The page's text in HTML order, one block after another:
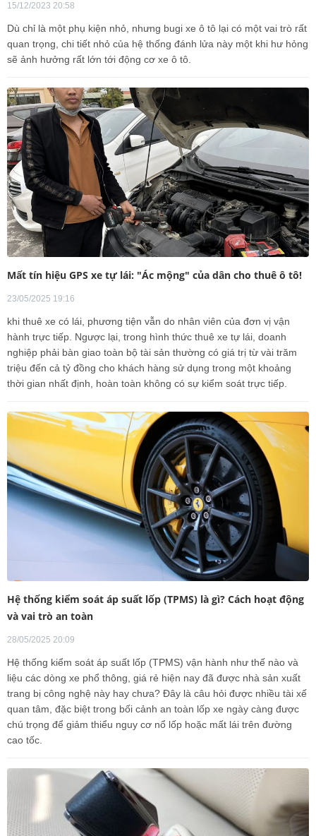
15/12/2023 20:58
Dù chỉ là một phụ kiện nhỏ, nhưng bugi xe ô tô lại có một vai trò rất
quan trọng, chi tiết nhỏ của hệ thống đánh lửa này một khi hư hỏng
sẽ ảnh hưởng rất lớn tới động cơ xe ô tô.
Mất tín hiệu GPS xe tự lái: "Ác mộng" của dân cho thuê ô tô!
23/05/2025 19:16
khi thuê xe có lái, phương tiện vẫn do nhân viên của đơn vị vận
hành trực tiếp. Ngược lại, trong hình thức thuê xe tự lái, doanh
nghiệp phải bàn giao toàn bộ tài sản thường có giá trị từ vài trăm
triệu đến cả tỷ đồng cho khách hàng sử dụng trong một khoảng
thời gian nhất định, hoàn toàn không có sự kiểm soát trực tiếp.
Hệ thống kiểm soát áp suất lốp (TPMS) là gì? Cách hoạt động
và vai trò an toàn
28/05/2025 20:09
Hệ thống kiểm soát áp suất lốp (TPMS) vận hành như thế nào và
liệu các dòng xe phổ thông, giá rẻ hiện nay đã được nhà sản xuất
trang bị công nghệ này hay chưa? Đây là câu hỏi được nhiều tài xế
quan tâm, đặc biệt trong bối cảnh an toàn lốp xe ngày càng được
chú trọng để giảm thiểu nguy cơ nổ lốp hoặc mất lái trên đường
cao tốc.